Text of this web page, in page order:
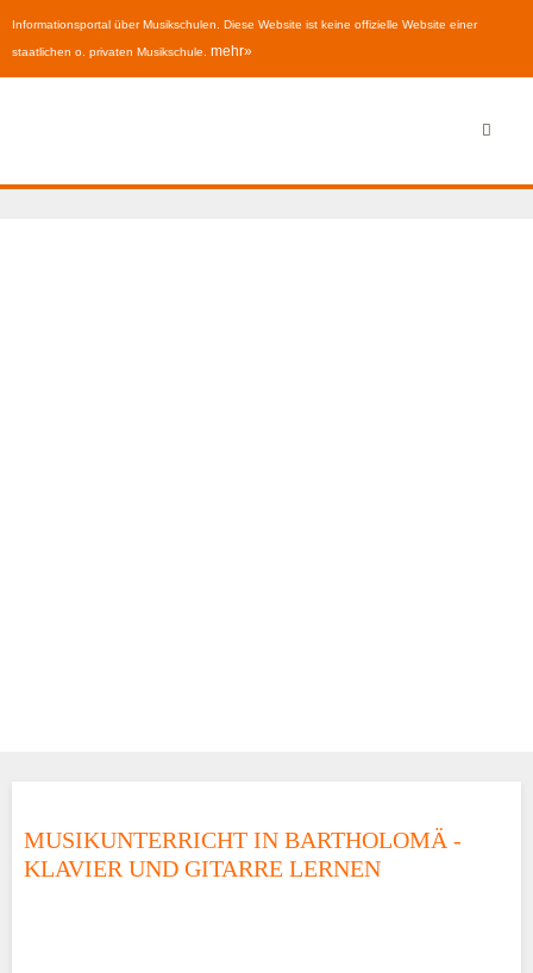
Informationsportal über Musikschulen. Diese Website ist keine offizielle Website einer
staatlichen o. privaten Musikschule. mehr»
MUSIKUNTERRICHT IN BARTHOLOMÄ -
KLAVIER UND GITARRE LERNEN